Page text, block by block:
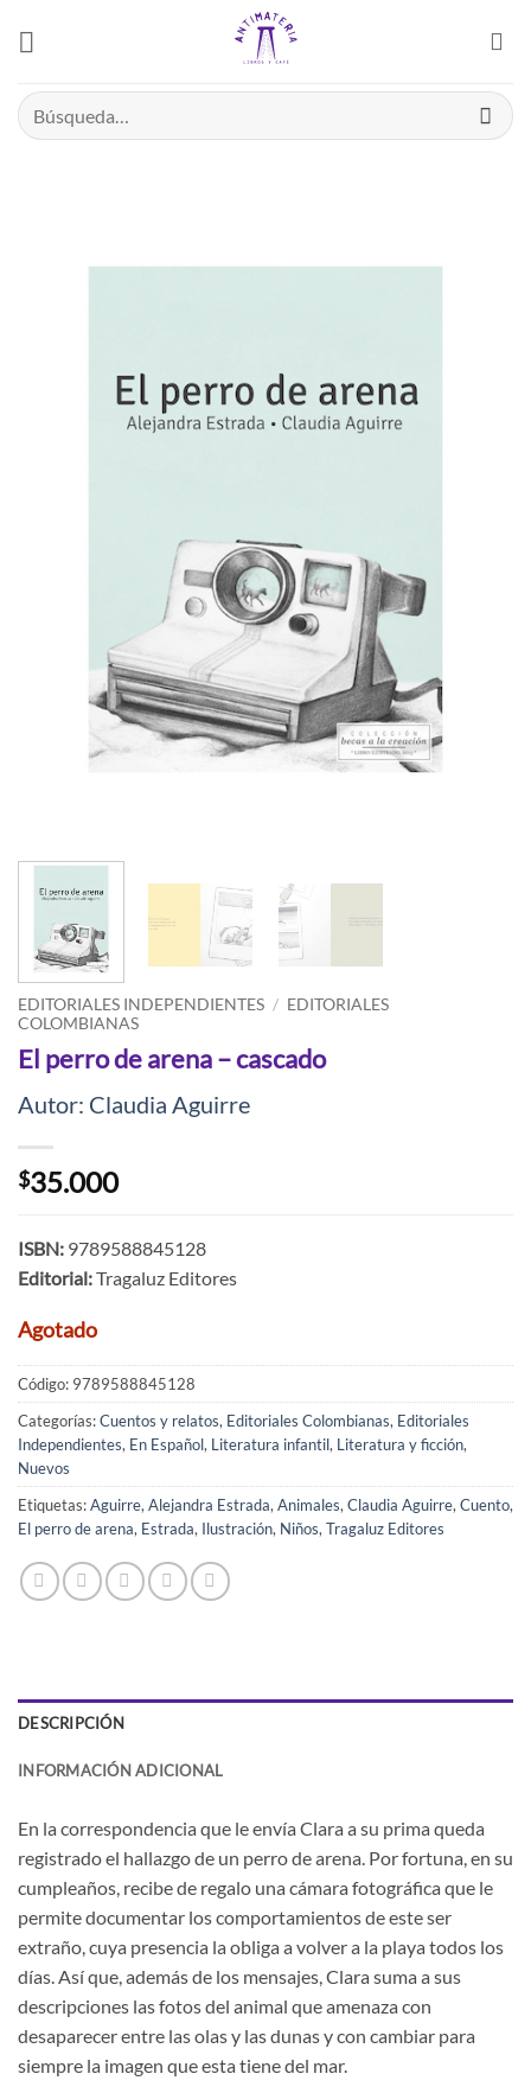
Buscar
por:
EDITORIALES INDEPENDIENTES / EDITORIALES
COLOMBIANAS
El perro de arena – cascado
Autor: Claudia Aguirre
$35.000
ISBN: 9789588845128
Editorial:Tragaluz Editores
Agotado
Código: 9789588845128
Categorías:Cuentos y relatos, Editoriales Colombianas, Editoriales
Independientes, En Español, Literatura infantil, Literatura y ficción,
Nuevos
Etiquetas:Aguirre,Alejandra Estrada,Animales,Claudia Aguirre,Cuento,
El perro de arena, Estrada, Ilustración, Niños,Tragaluz Editores
DESCRIPCIÓN
INFORMACIÓN ADICIONAL
En la correspondencia que le envía Clara a su prima queda
registrado el hallazgo de un perro de arena. Por fortuna, en su
cumpleaños, recibe de regalo una cámara fotográfica que le
permite documentar los comportamientos de este ser
extraño, cuya presencia la obliga a volver a la playa todos los
días. Así que, además de los mensajes, Clara suma a sus
descripciones las fotos del animal que amenaza con
desaparecer entre las olas y las dunas y con cambiar para
siempre la imagen que esta tiene del mar.